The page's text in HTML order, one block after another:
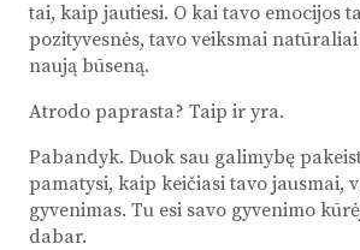
tai, kaip jautiesi. O kai tavo emocijos
pozityvesnės, tavo veiksmai
naują būseną.
Atrodo paprasta? Taip ir yra.
Pabandyk. Duok sau galimybę
pamatysi, kaip keičiasi tavo jausmai,
gyvenimas. Tu esi savo gyvenimo
dabar.